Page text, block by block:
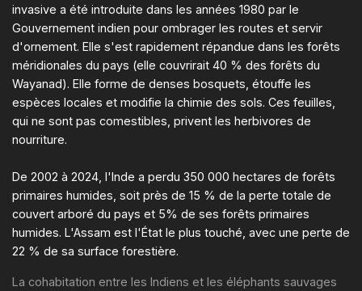
invasive a été introduite dans les années 1980 par le
Gouvernement indien pour ombrager les routes et servir
d'ornement. Elle s'est rapidement répandue dans les forêts
méridionales du pays (elle couvrirait 40 % des forêts du
Wayanad). Elle forme de denses bosquets, étouffe les
espèces locales et modifie la chimie des sols. Ces feuilles,
qui ne sont pas comestibles, privent les herbivores de
nourriture.
De 2002 à 2024, l'Inde a perdu 350 000 hectares de forêts
primaires humides, soit près de 15 % de la perte totale de
couvert arboré du pays et 5% de ses forêts primaires
humides. L'Assam est l'État le plus touché, avec une perte de
22 % de sa surface forestière.
La cohabitation entre les Indiens et les éléphants sauvages